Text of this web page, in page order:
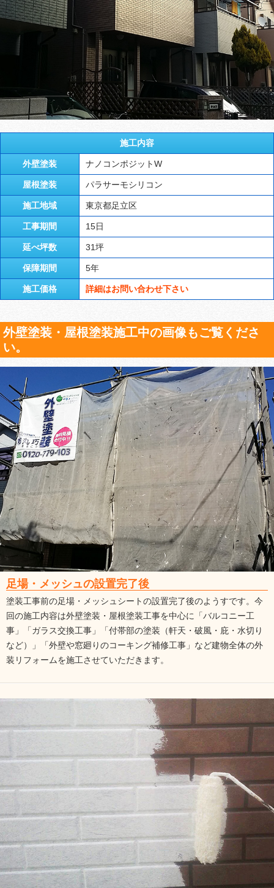
施工内容
外壁塗装 ナノコンポジットW
屋根塗装 パラサーモシリコン
施工地域 東京都足立区
工事期間 15日
延べ坪数 31坪
保障期間 5年
施工価格 詳細はお問い合わせ下さい
外壁塗装・屋根塗装施工中の画像もご覧くださ
い。
足場・メッシュの設置完了後
塗装工事前の足場・メッシュシートの設置完了後のようすです。今
回の施工内容は外壁塗装・屋根塗装工事を中心に「バルコニー工
事」「ガラス交換工事」「付帯部の塗装（軒天・破風・庇・水切り
など）」「外壁や窓廻りのコーキング補修工事」など建物全体の外
装リフォームを施工させていただきます。